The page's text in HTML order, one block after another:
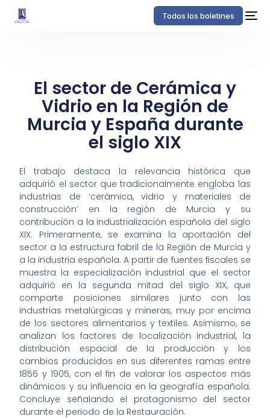
Todos los boletines
El sector de Cerámica y
Vidrio en la Región de
Murcia y España durante
el siglo XIX
El trabajo destaca la relevancia histórica que
adquirió el sector que tradicionalmente engloba las
industrias de ‘cerámica, vidrio y materiales de
construcción’ en la región de Murcia y su
contribución a la industrialización española del siglo
XIX. Primeramente, se examina la aportación del
sector a la estructura fabril de la Región de Murcia y
a la industria española. A partir de fuentes fiscales se
muestra la especialización industrial que el sector
adquirió en la segunda mitad del siglo XIX, que
comparte posiciones similares junto con las
industrias metalúrgicas y mineras, muy por encima
de los sectores alimentarios y textiles. Asimismo, se
analizan los factores de localización industrial, la
distribución espacial de la producción y los
cambios producidos en sus diferentes ramas entre
1856 y 1905, con el fin de valorar los aspectos más
dinámicos y su influencia en la geografía española.
Concluye señalando el protagonismo del sector
durante el periodo de la Restauración.